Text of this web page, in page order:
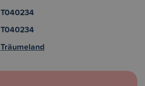
T040234
T040234
Träumeland